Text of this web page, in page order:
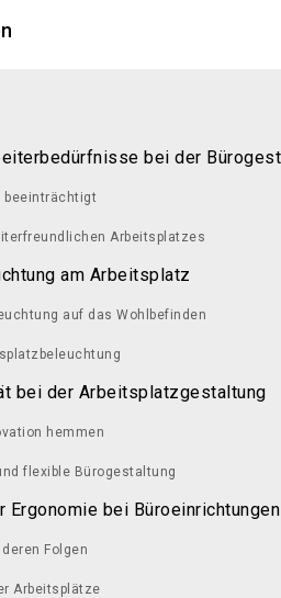
bei der
beeinträchtigt
Arbeitsplatzes
am Arbeitsplatz
auf das Wohlbefinden
bei der Arbeitsplatzgestaltung
hemmen
flexible Bürogestaltung
Ergonomie bei Büroeinrichtungen
Folgen
Arbeitsplätze